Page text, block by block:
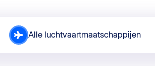
Alle luchtvaartmaatschappijen